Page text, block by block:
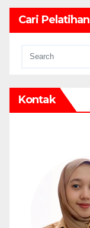
Cari Pelatihan
Kontak